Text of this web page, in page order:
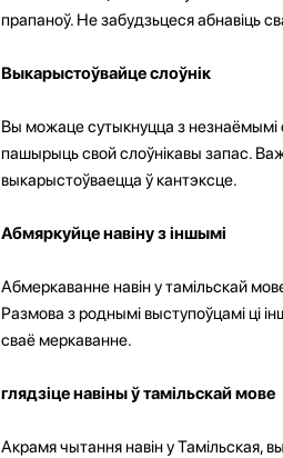
прапаноў. Не забудзьцеся абнавіць
Выкарыстоўвайце слоўнік
Вы можаце сутыкнуцца з незнаёмымі
пашырыць свой слоўнікавы запас.
выкарыстоўваецца ў кантэксце.
Абмяркуйце навіну з іншымі
Абмеркаванне навін у тамільскай
Размова з роднымі выступоўцамі ці
сваё меркаванне.
глядзіце навіны ў тамільскай мове
Акрамя чытання навін у Тамільская,